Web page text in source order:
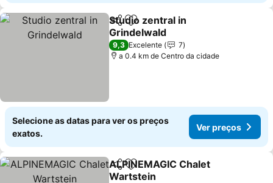
PartilharAdicionar aos favoritos
Studio zentral in
Grindelwald
9,3 Excelente
7
a 0.4 km de Centro da cidade
Selecione as datas para ver os preços
exatos.
Ver preços
PartilharAdicionar aos favoritos
ALPINEMAGIC Chalet
Wartstein